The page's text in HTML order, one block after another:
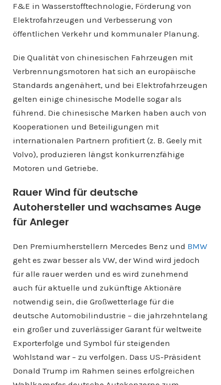
F&E in Wasserstofftechnologie, Förderung von
Elektrofahrzeugen und Verbesserung von
öffentlichen Verkehr und kommunaler Planung.
Die Qualität von chinesischen Fahrzeugen mit
Verbrennungsmotoren hat sich an europäische
Standards angenähert, und bei Elektrofahrzeugen
gelten einige chinesische Modelle sogar als
führend. Die chinesische Marken haben auch von
Kooperationen und Beteiligungen mit
internationalen Partnern profitiert (z. B. Geely mit
Volvo), produzieren längst konkurrenzfähige
Motoren und Getriebe.
Rauer Wind für deutsche
Autohersteller und wachsames Auge
für Anleger
Den Premiumherstellern Mercedes Benz und BMW
geht es zwar besser als VW, der Wind wird jedoch
für alle rauer werden und es wird zunehmend
auch für aktuelle und zukünftige Aktionäre
notwendig sein, die Großwetterlage für die
deutsche Automobilindustrie – die jahrzehntelang
ein großer und zuverlässiger Garant für weltweite
Exporterfolge und Symbol für steigenden
Wohlstand war – zu verfolgen. Dass US-Präsident
Donald Trump im Rahmen seines erfolgreichen